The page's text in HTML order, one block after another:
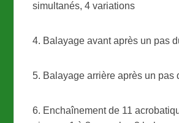
simultanés, 4 variations
4. Balayage avant après un pas
5. Balayage arrière après un pas
6. Enchaînement de 11